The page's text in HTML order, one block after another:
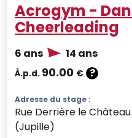
Acrogym -
Cheerleading
6 ans 14 ans
À.p.d. 90.00 € ?
Adresse du stage :
Rue Derrière le
(Jupille)